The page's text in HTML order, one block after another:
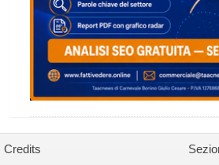
Credits